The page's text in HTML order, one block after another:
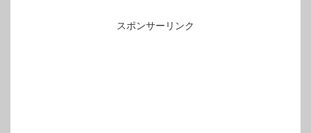
スポンサーリンク